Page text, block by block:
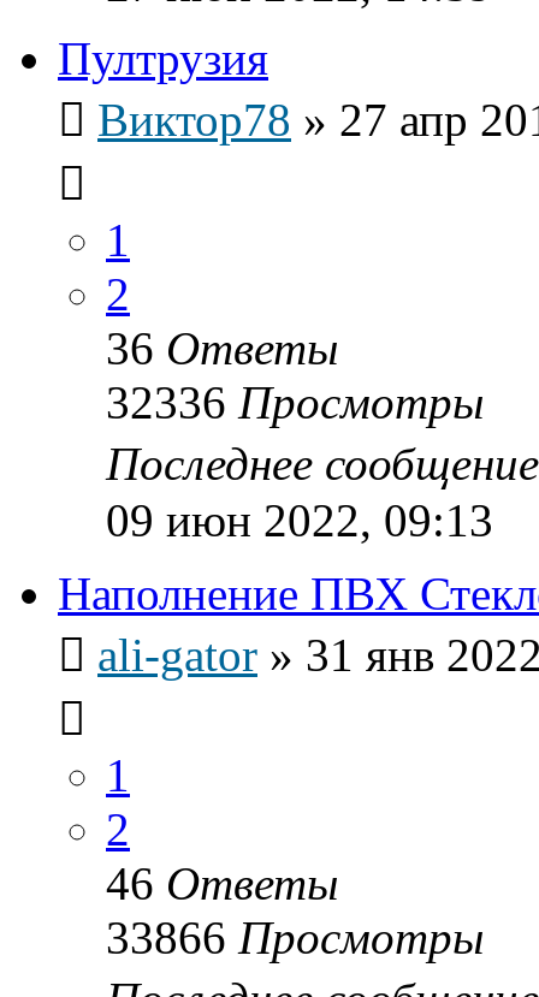
Пултрузия
Виктор78 » 27 апр
1
2
36 Ответы
32336 Просмотры
Последнее
09 июн 2022, 09:13
Наполнение ПВХ
ali-gator » 31 янв
1
2
46 Ответы
33866 Просмотры